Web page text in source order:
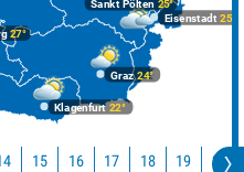
Graz24°
Klagenfurt 22°
27°
Eisenstadt 25°
Sankt Pölten 25°
15 16 17 18 19 20